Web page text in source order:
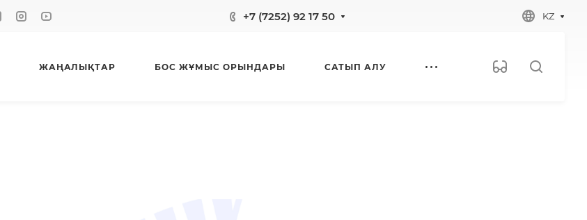
+7 (7252) 92 17 50 KZ
ЖАҢАЛЫҚТАР БОС ЖҰМЫС ОРЫНДАРЫ САТЫП АЛУ